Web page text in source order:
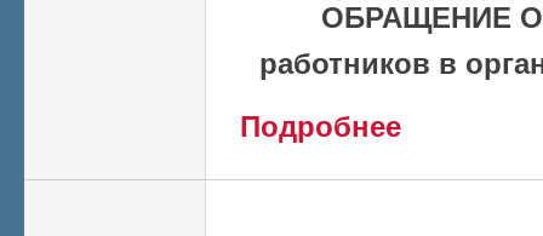
ОБРАЩЕНИЕ
работников в
Подробнее